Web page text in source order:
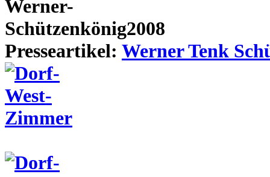
Presseartikel: Werner Tenk